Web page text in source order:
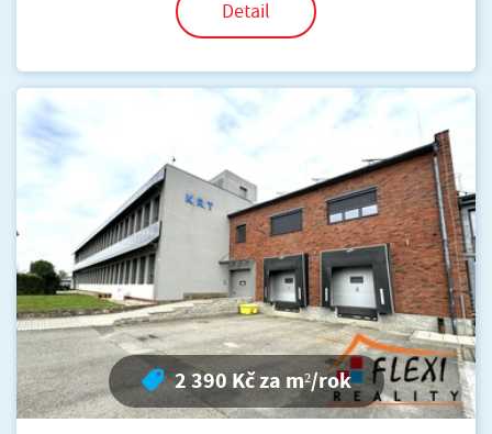
Detail
2 390 Kč za m²/rok